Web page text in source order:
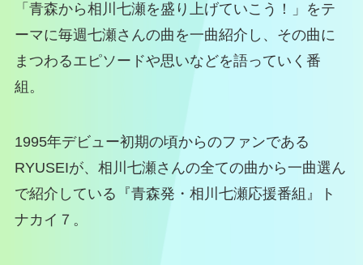
「青森から相川七瀬を盛り上げていこう！」をテ
ーマに毎週七瀬さんの曲を一曲紹介し、その曲に
まつわるエピソードや思いなどを語っていく番
組。
1995年デビュー初期の頃からのファンである
RYUSEIが、相川七瀬さんの全ての曲から一曲選ん
で紹介している『青森発・相川七瀬応援番組』ト
ナカイ７。